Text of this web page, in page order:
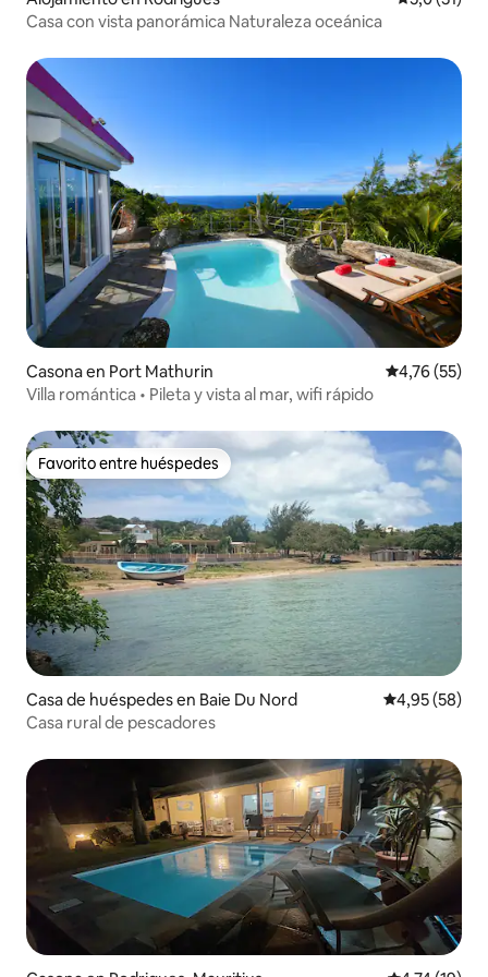
Casa con vista panorámica Naturaleza oceánica
Casona en Port Mathurin Calificación
4,76 (55)
Villa romántica • Pileta y vista al mar, wifi rápido
Favorito entre huéspedes
Favorito entre huéspedes
Casa de huéspedes en Baie Du Nord Calificación
4,95 (58)
Casa rural de pescadores